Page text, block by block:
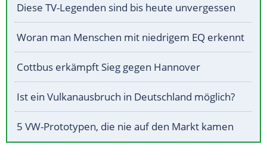
Diese TV-Legenden sind bis heute unvergessen
Woran man Menschen mit niedrigem EQ erkennt
Cottbus erkämpft Sieg gegen Hannover
Ist ein Vulkanausbruch in Deutschland möglich?
5 VW-Prototypen, die nie auf den Markt kamen